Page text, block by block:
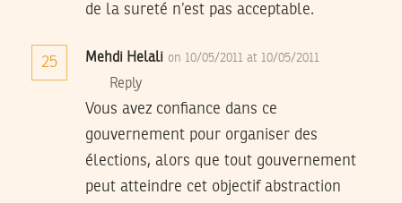
de la sureté n’est pas acceptable.
25 Mehdi Helali on 10/05/2011 at 10/05/2011
Reply
Vous avez confiance dans ce
gouvernement pour organiser des
élections, alors que tout gouvernement
peut atteindre cet objectif abstraction